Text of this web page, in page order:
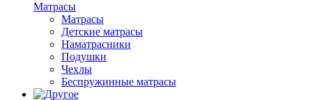
Матрасы
Матрасы
Детские матрасы
Наматрасники
Подушки
Чехлы
Беспружинные матрасы